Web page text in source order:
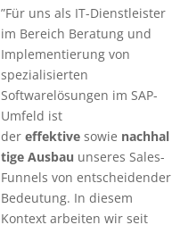
”Für uns als IT-Dienstleister
im Bereich Beratung und
Implementierung von
spezialisierten
Softwarelösungen im SAP-
Umfeld ist
dereffektivesowie nachhal
tige Ausbau unseres Sales-
Funnels von entscheidender
Bedeutung. In diesem
Kontext arbeiten wir seit